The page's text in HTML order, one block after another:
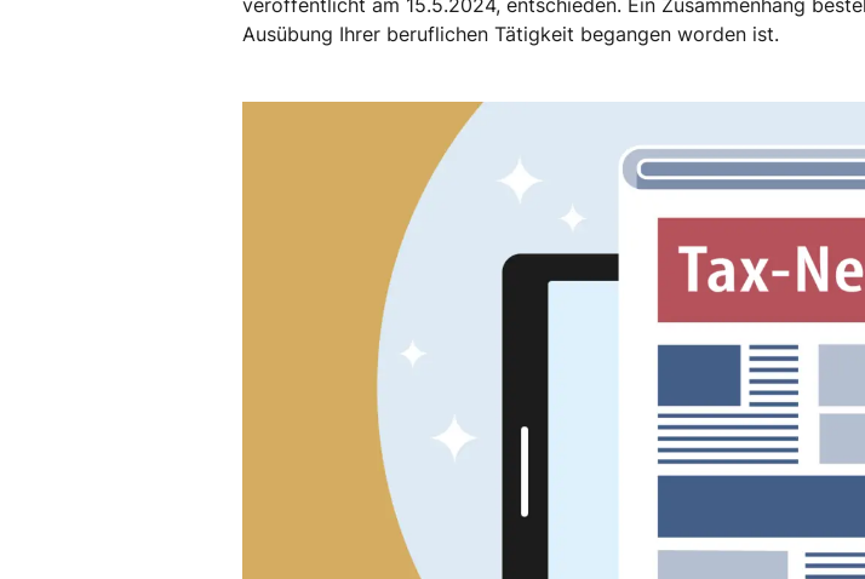
veröffentlicht am 15.5.2024, entschieden. Ein Zusammenhang
Ausübung Ihrer beruflichen Tätigkeit begangen worden ist.